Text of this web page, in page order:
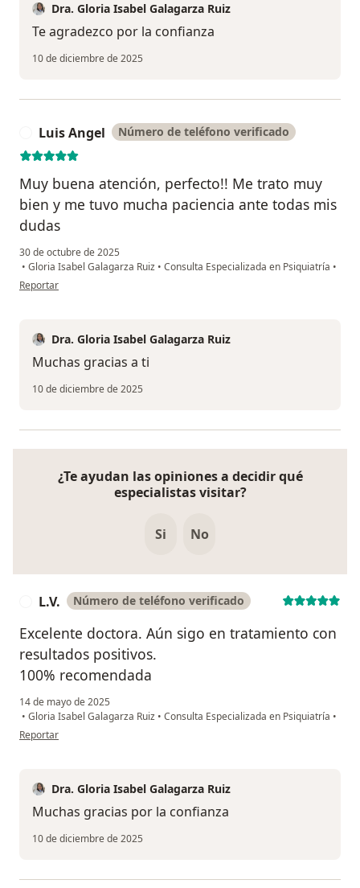
Dra. Gloria Isabel Galagarza Ruiz
Te agradezco por la confianza
10 de diciembre de 2025
Luis Angel Número de teléfono verificado
Muy buena atención, perfecto!! Me trato muy
bien y me tuvo mucha paciencia ante todas mis
dudas
30 de octubre de 2025
• Gloria Isabel Galagarza Ruiz • Consulta Especializada en Psiquiatría •
en opinión del usuario Luis Angel
Reportar
Dra. Gloria Isabel Galagarza Ruiz
Muchas gracias a ti
10 de diciembre de 2025
¿Te ayudan las opiniones a decidir qué
especialistas visitar?
Si No
L.V. Número de teléfono verificado
Excelente doctora. Aún sigo en tratamiento con
resultados positivos.
100% recomendada
14 de mayo de 2025
• Gloria Isabel Galagarza Ruiz • Consulta Especializada en Psiquiatría •
en opinión del usuario L.V.
Reportar
Dra. Gloria Isabel Galagarza Ruiz
Muchas gracias por la confianza
10 de diciembre de 2025